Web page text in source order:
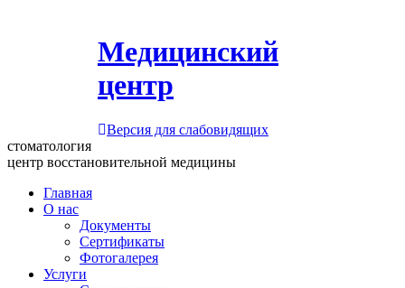
Медицинский
центр
Версия для слабовидящих
стоматология
центр восстановительной медицины
Главная
О нас
Документы
Сертификаты
Фотогалерея
Услуги